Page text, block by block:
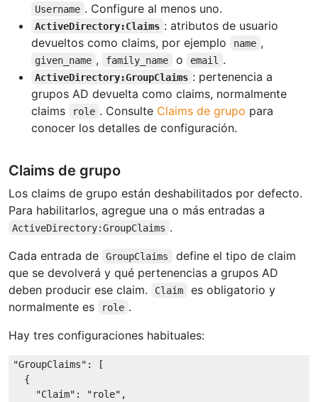
Username . Configure al menos uno.
ActiveDirectory:Claims : atributos de usuario
devueltos como claims, por ejemplo
name ,
given_name , family_name o email .
ActiveDirectory:GroupClaims : pertenencia a
grupos AD devuelta como claims, normalmente
claims
role . Consulte Claims de grupo para
conocer los detalles de configuración.
Claims de grupo
Los claims de grupo están deshabilitados por defecto.
Para habilitarlos, agregue una o más entradas a
ActiveDirectory:GroupClaims .
Cada entrada de
GroupClaims
define el tipo de claim
que se devolverá y qué pertenencias a grupos AD
deben producir ese claim.
Claim
es obligatorio y
normalmente es
role .
Hay tres configuraciones habituales:
"GroupClaims" : [
  {
"Claim" : "role" ,